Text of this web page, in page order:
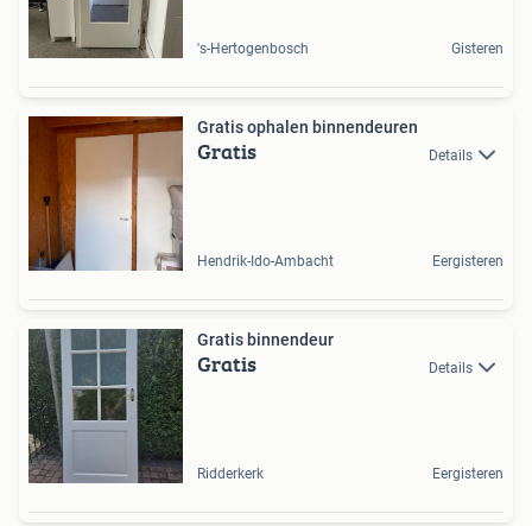
's-Hertogenbosch Gisteren
Gratis ophalen binnendeuren
Gratis Details
Hendrik-Ido-Ambacht Eergisteren
Gratis binnendeur
Gratis Details
Ridderkerk Eergisteren